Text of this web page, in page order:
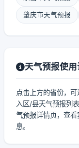
肇庆市天气预报
天气预报使用
点击上方的省份，
入区/县天气预报列
气预报详情页，查
息。